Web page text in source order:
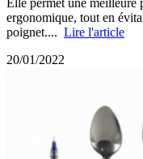
ergonomique, tout en
poignet.... Lire l'article
20/01/2022